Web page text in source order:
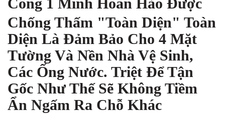
Công 1 Mình Hoàn Hảo Được
Chống Thấm "Toàn Diện" Toàn
Diện Là Đảm Bảo Cho 4 Mặt
Tường Và Nền Nhà Vệ Sinh,
Các Ống Nước. Triệt Để Tận
Gốc Như Thế Sẽ Không Tiềm
Ẩn Ngấm Ra Chỗ Khác